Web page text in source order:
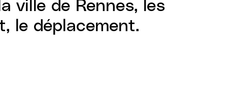
ville de Rennes, les
le déplacement.